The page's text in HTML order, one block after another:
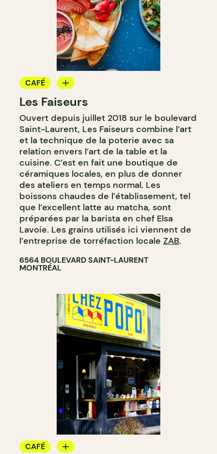
CAFÉ
COMPTOIR
Les Faiseurs
Ouvert depuis juillet 2018 sur le boulevard
Saint-Laurent, Les Faiseurs combine l’art
et la technique de la poterie avec sa
relation envers l’art de la table et la
cuisine. C’est en fait une boutique de
céramiques locales, en plus de donner
des ateliers en temps normal. Les
boissons chaudes de l’établissement, tel
que l’excellent latte au matcha, sont
préparées par la barista en chef Elsa
Lavoie. Les grains utilisés ici viennent de
l’entreprise de torréfaction locale ZAB.
6564 BOULEVARD SAINT-LAURENT
MONTRÉAL
CAFÉ